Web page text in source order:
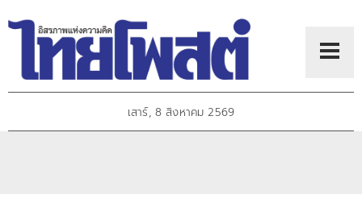
เสาร์, 8 สิงหาคม 2569